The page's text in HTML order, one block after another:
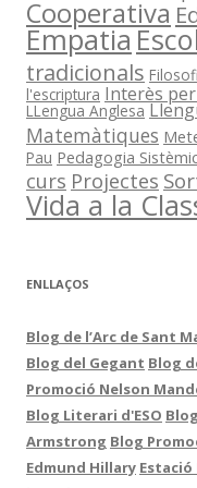
Cooperativa
Empatia
tradicionals
l'escriptura Interès
LLengua Anglesa
Matemàtiques
Pau Pedagogia
curs Projectes
Vida a la
ENLLAÇOS
Blog de l’Arc de Sant
Blog del Gegant Blog
Promoció Nelson
Blog Literari d'ESO
Armstrong Blog
Edmund Hillary